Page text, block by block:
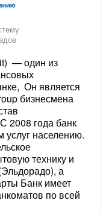
— один из
Он является
бизнесмена
2008 года банк
услуг населению.
технику и
а
Банк имеет
по всей